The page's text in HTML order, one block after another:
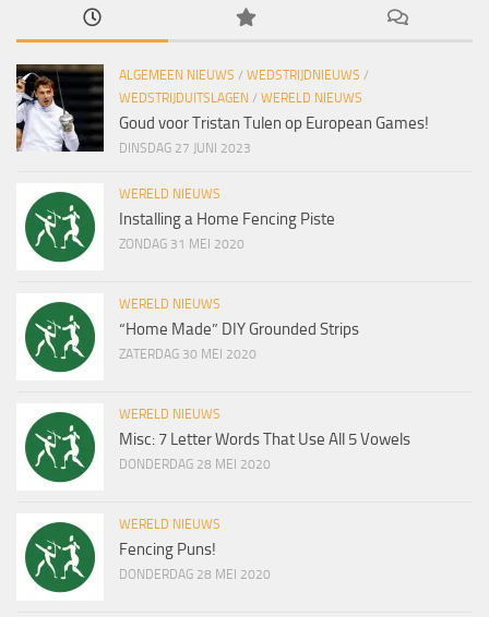
ALGEMEEN NIEUWS / WEDSTRIJDNIEUWS /
WEDSTRIJDUITSLAGEN / WERELD NIEUWS
Goud voor Tristan Tulen op European Games!
DINSDAG 27 JUNI 2023
WERELD NIEUWS
Installing a Home Fencing Piste
ZONDAG 31 MEI 2020
WERELD NIEUWS
“Home Made” DIY Grounded Strips
ZATERDAG 30 MEI 2020
WERELD NIEUWS
Misc: 7 Letter Words That Use All 5 Vowels
DONDERDAG 28 MEI 2020
WERELD NIEUWS
Fencing Puns!
DONDERDAG 28 MEI 2020